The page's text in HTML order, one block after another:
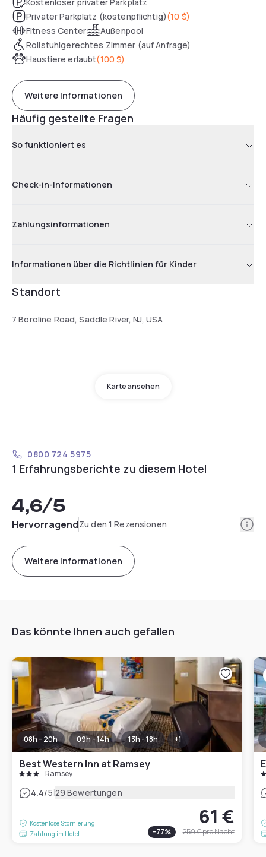
Privater Parkplatz (kostenpflichtig)(10 $)
Fitness Center
Außenpool
Rollstuhlgerechtes Zimmer (auf Anfrage)
Haustiere erlaubt(100 $)
Weitere Informationen
Häufig gestellte Fragen
So funktioniert es
Check-in-Informationen
Zahlungsinformationen
Informationen über die Richtlinien für Kinder
Standort
7 Boroline Road, Saddle River, NJ, USA
Karte ansehen
0800 724 5975
1 Erfahrungsberichte zu diesem Hotel
4,6/5
HervorragendZu den 1 Rezensionen
Weitere Informationen
Das könnte Ihnen auch gefallen
08h - 20h 09h - 14h 13h - 18h +1
Best Western Inn at Ramsey
Ramsey
4.4/5|29 Bewertungen
Kostenlose Stornierung
Zahlung im Hotel
61 €
-77% 259 €pro Nacht